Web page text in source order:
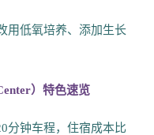
用低氧培养、添加生长
）特色速览
分钟车程，住宿成本比